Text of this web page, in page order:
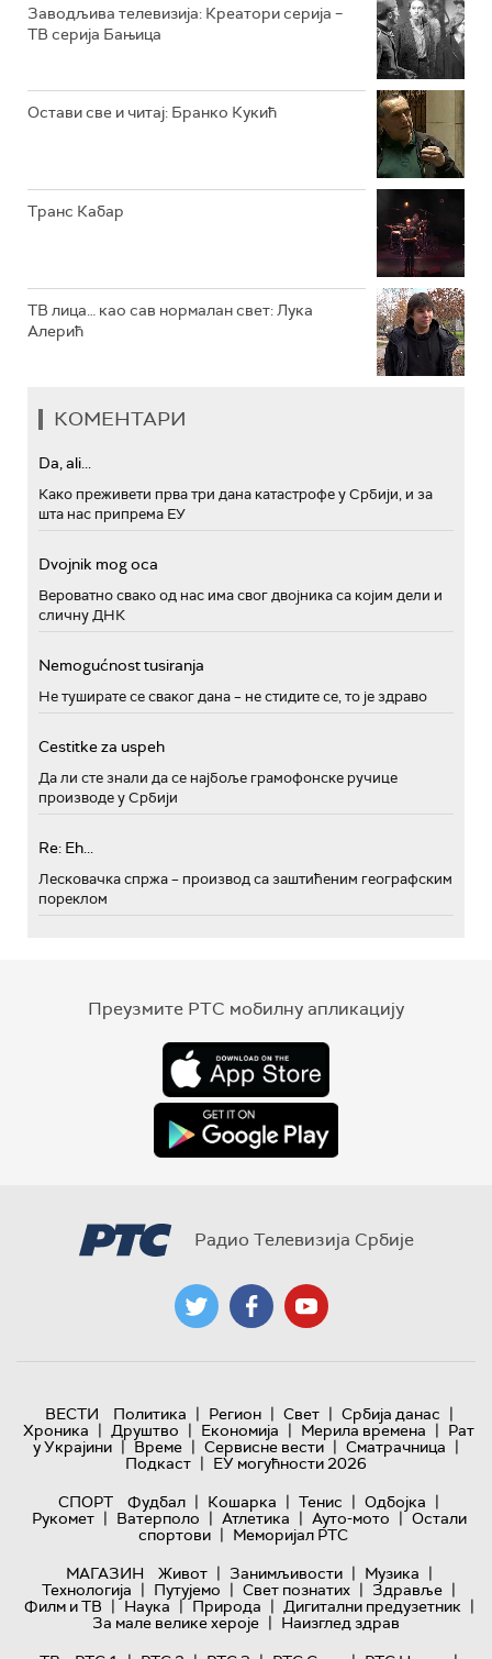
РТС КОЛО
Заводљива телевизија: Креатори серија –
ТВ серија Бањица
Остави све и читај: Бранко Кукић
Транс Кабар
ТВ лица… као сав нормалан свет: Лука
Алерић
КОМЕНТАРИ
Da, ali...
Како преживети прва три дана катастрофе у Србији, и за
шта нас припрема ЕУ
Dvojnik mog oca
Вероватно свако од нас има свог двојника са којим дели и
сличну ДНК
Nemogućnost tusiranja
Не туширате се сваког дана – не стидите се, то је здраво
Cestitke za uspeh
Да ли сте знали да се најбоље грамофонске ручице
производе у Србији
Re: Eh...
Лесковачка спржа – производ са заштићеним географским
пореклом
Преузмите РТС мобилну апликацију
Радио Телевизија Србије
ВЕСТИ Политика | Регион | Свет | Србија данас |
Хроника | Друштво | Економија | Мерила времена | Рат
у Украјини | Време | Сервисне вести | Сматрачница |
Подкаст | ЕУ могућности 2026
СПОРТ
Фудбал | Кошарка | Тенис | Одбојка |
Рукомет | Ватерполо | Атлетика | Ауто-мото | Остали
спортови | Меморијал РТС
МАГАЗИН
Живот | Занимљивости | Музика |
Технологијa | Путујемо | Свет познатих | Здравље |
Филм и ТВ | Наука | Природа | Дигитални предузетник |
За мале велике хероје | Наизглед здрав